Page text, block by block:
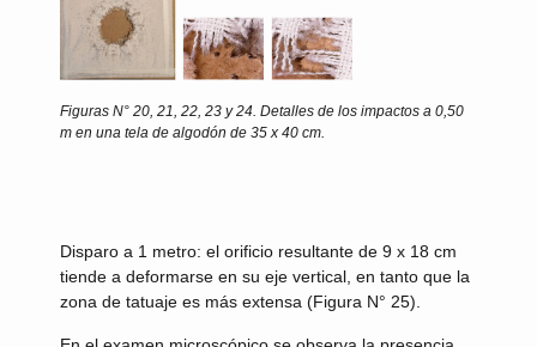
Figuras N° 20, 21, 22, 23 y 24. Detalles de los impactos a 0,50
m en una tela de algodón de 35 x 40 cm.
Disparo a 1 metro: el orificio resultante de 9 x 18 cm
tiende a deformarse en su eje vertical, en tanto que la
zona de tatuaje es más extensa (Figura N° 25).